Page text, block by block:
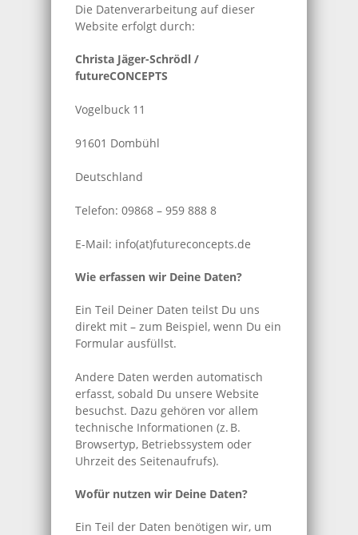
Die Datenverarbeitung auf dieser
Website erfolgt durch:
Christa Jäger-Schrödl /
futureCONCEPTS
Vogelbuck 11
91601 Dombühl
Deutschland
Telefon: 09868 – 959 888 8
E-Mail: info(at)futureconcepts.de
Wie erfassen wir Deine Daten?
Ein Teil Deiner Daten teilst Du uns
direkt mit – zum Beispiel, wenn Du ein
Formular ausfüllst.
Andere Daten werden automatisch
erfasst, sobald Du unsere Website
besuchst. Dazu gehören vor allem
technische Informationen (z. B.
Browsertyp, Betriebssystem oder
Uhrzeit des Seitenaufrufs).
Wofür nutzen wir Deine Daten?
Ein Teil der Daten benötigen wir, um